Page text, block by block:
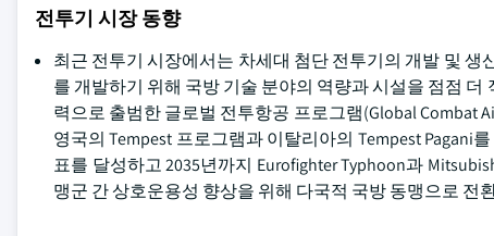
전투기 시장 동향
최근 전투기 시장에서는 차세대 첨단 전투기의 개발 및
를 개발하기 위해 국방 기술 분야의 역량과 시설을 점점
력으로 출범한 글로벌 전투항공 프로그램(Global Combat
영국의 Tempest 프로그램과 이탈리아의 Tempest Pagani
표를 달성하고 2035년까지 Eurofighter Typhoon과
맹군 간 상호운용성 향상을 위해 다국적 국방 동맹으로 전